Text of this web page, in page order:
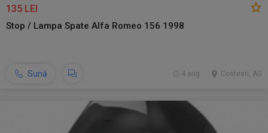
135 LEI
Stop / Lampa Spate Alfa Romeo 156 1998
Sună Costesti, AG
4 aug.